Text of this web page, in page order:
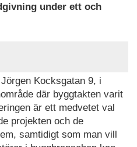
under ett och
Kocksgatan 9, i
där byggtakten varit
är ett medvetet val
projekten och de
samtidigt som man vill